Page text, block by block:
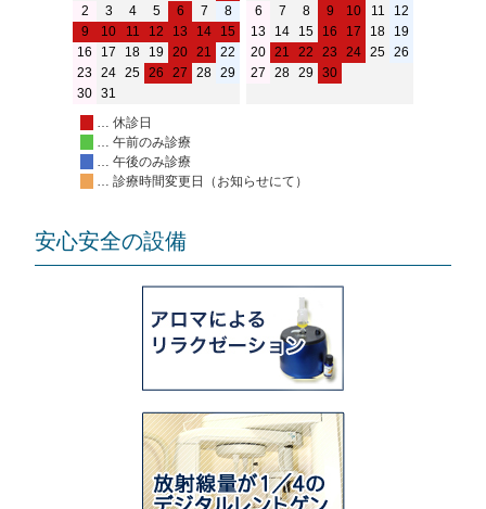
2
3 4 5 6 7
8
9
10 11 12 13 14
15
16
17 18 19 20 21
22
23 24 25 26 27 28 29
30 31
6
7 8 9 10 11
12
13
14 15 16 17 18
19
20 21 22 23 24 25 26
27
28 29 30
… 休診日
… 午前のみ診療
… 午後のみ診療
… 診療時間変更日（お知らせにて）
安心安全の設備